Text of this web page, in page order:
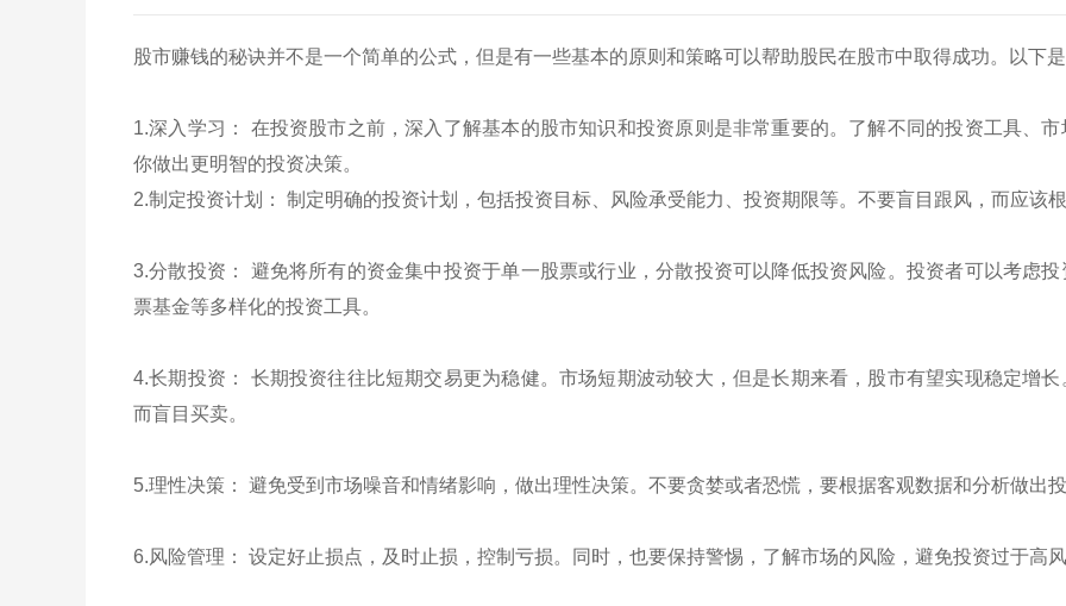
股市赚钱的秘诀并不是一个简单的公式，但是有一些基本的原则和策略可以帮助股民在股市中取得成功。以下
1.深入学习： 在投资股市之前，深入了解基本的股市知识和投资原则是非常重要的。了解不同的投资工具、
你做出更明智的投资决策。
2.制定投资计划： 制定明确的投资计划，包括投资目标、风险承受能力、投资期限等。不要盲目跟风，而应该
3.分散投资： 避免将所有的资金集中投资于单一股票或行业，分散投资可以降低投资风险。投资者可以考虑
票基金等多样化的投资工具。
4.长期投资： 长期投资往往比短期交易更为稳健。市场短期波动较大，但是长期来看，股市有望实现稳定增
而盲目买卖。
5.理性决策： 避免受到市场噪音和情绪影响，做出理性决策。不要贪婪或者恐慌，要根据客观数据和分析做出
6.风险管理： 设定好止损点，及时止损，控制亏损。同时，也要保持警惕，了解市场的风险，避免投资过于高